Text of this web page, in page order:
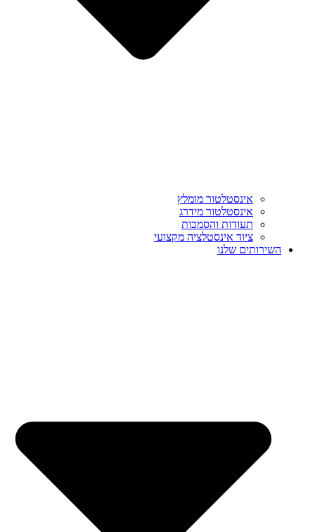
אינסטלטור מומלץ
אינסטלטור מידרג
תעודות והסמכות
ציוד אינסטלציה מקצועי
השירותים שלנו